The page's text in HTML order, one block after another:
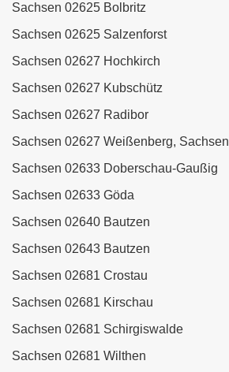
Sachsen 02625 Bolbritz
Sachsen 02625 Salzenforst
Sachsen 02627 Hochkirch
Sachsen 02627 Kubschütz
Sachsen 02627 Radibor
Sachsen 02627 Weißenberg, Sachsen
Sachsen 02633 Doberschau-Gaußig
Sachsen 02633 Göda
Sachsen 02640 Bautzen
Sachsen 02643 Bautzen
Sachsen 02681 Crostau
Sachsen 02681 Kirschau
Sachsen 02681 Schirgiswalde
Sachsen 02681 Wilthen